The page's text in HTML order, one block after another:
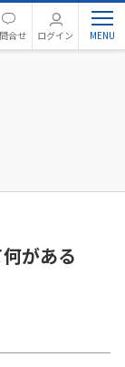
合せ ログイン
がある